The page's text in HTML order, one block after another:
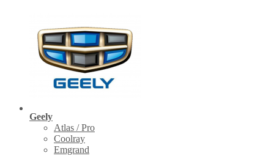
Geely
Atlas / Pro
Coolray
Emgrand